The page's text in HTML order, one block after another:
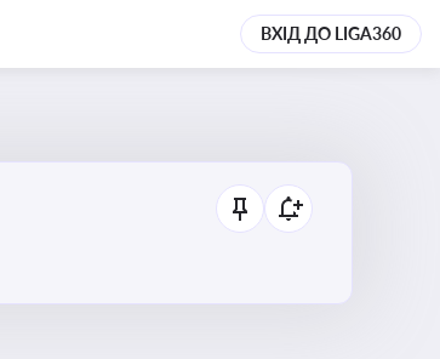
ВХІД ДО LIGA360